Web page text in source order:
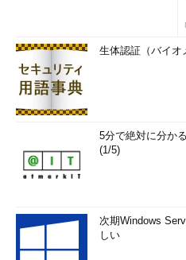
生体認証（バイオ
5分で絶対に分か
(1/5)
次期Windows
しい